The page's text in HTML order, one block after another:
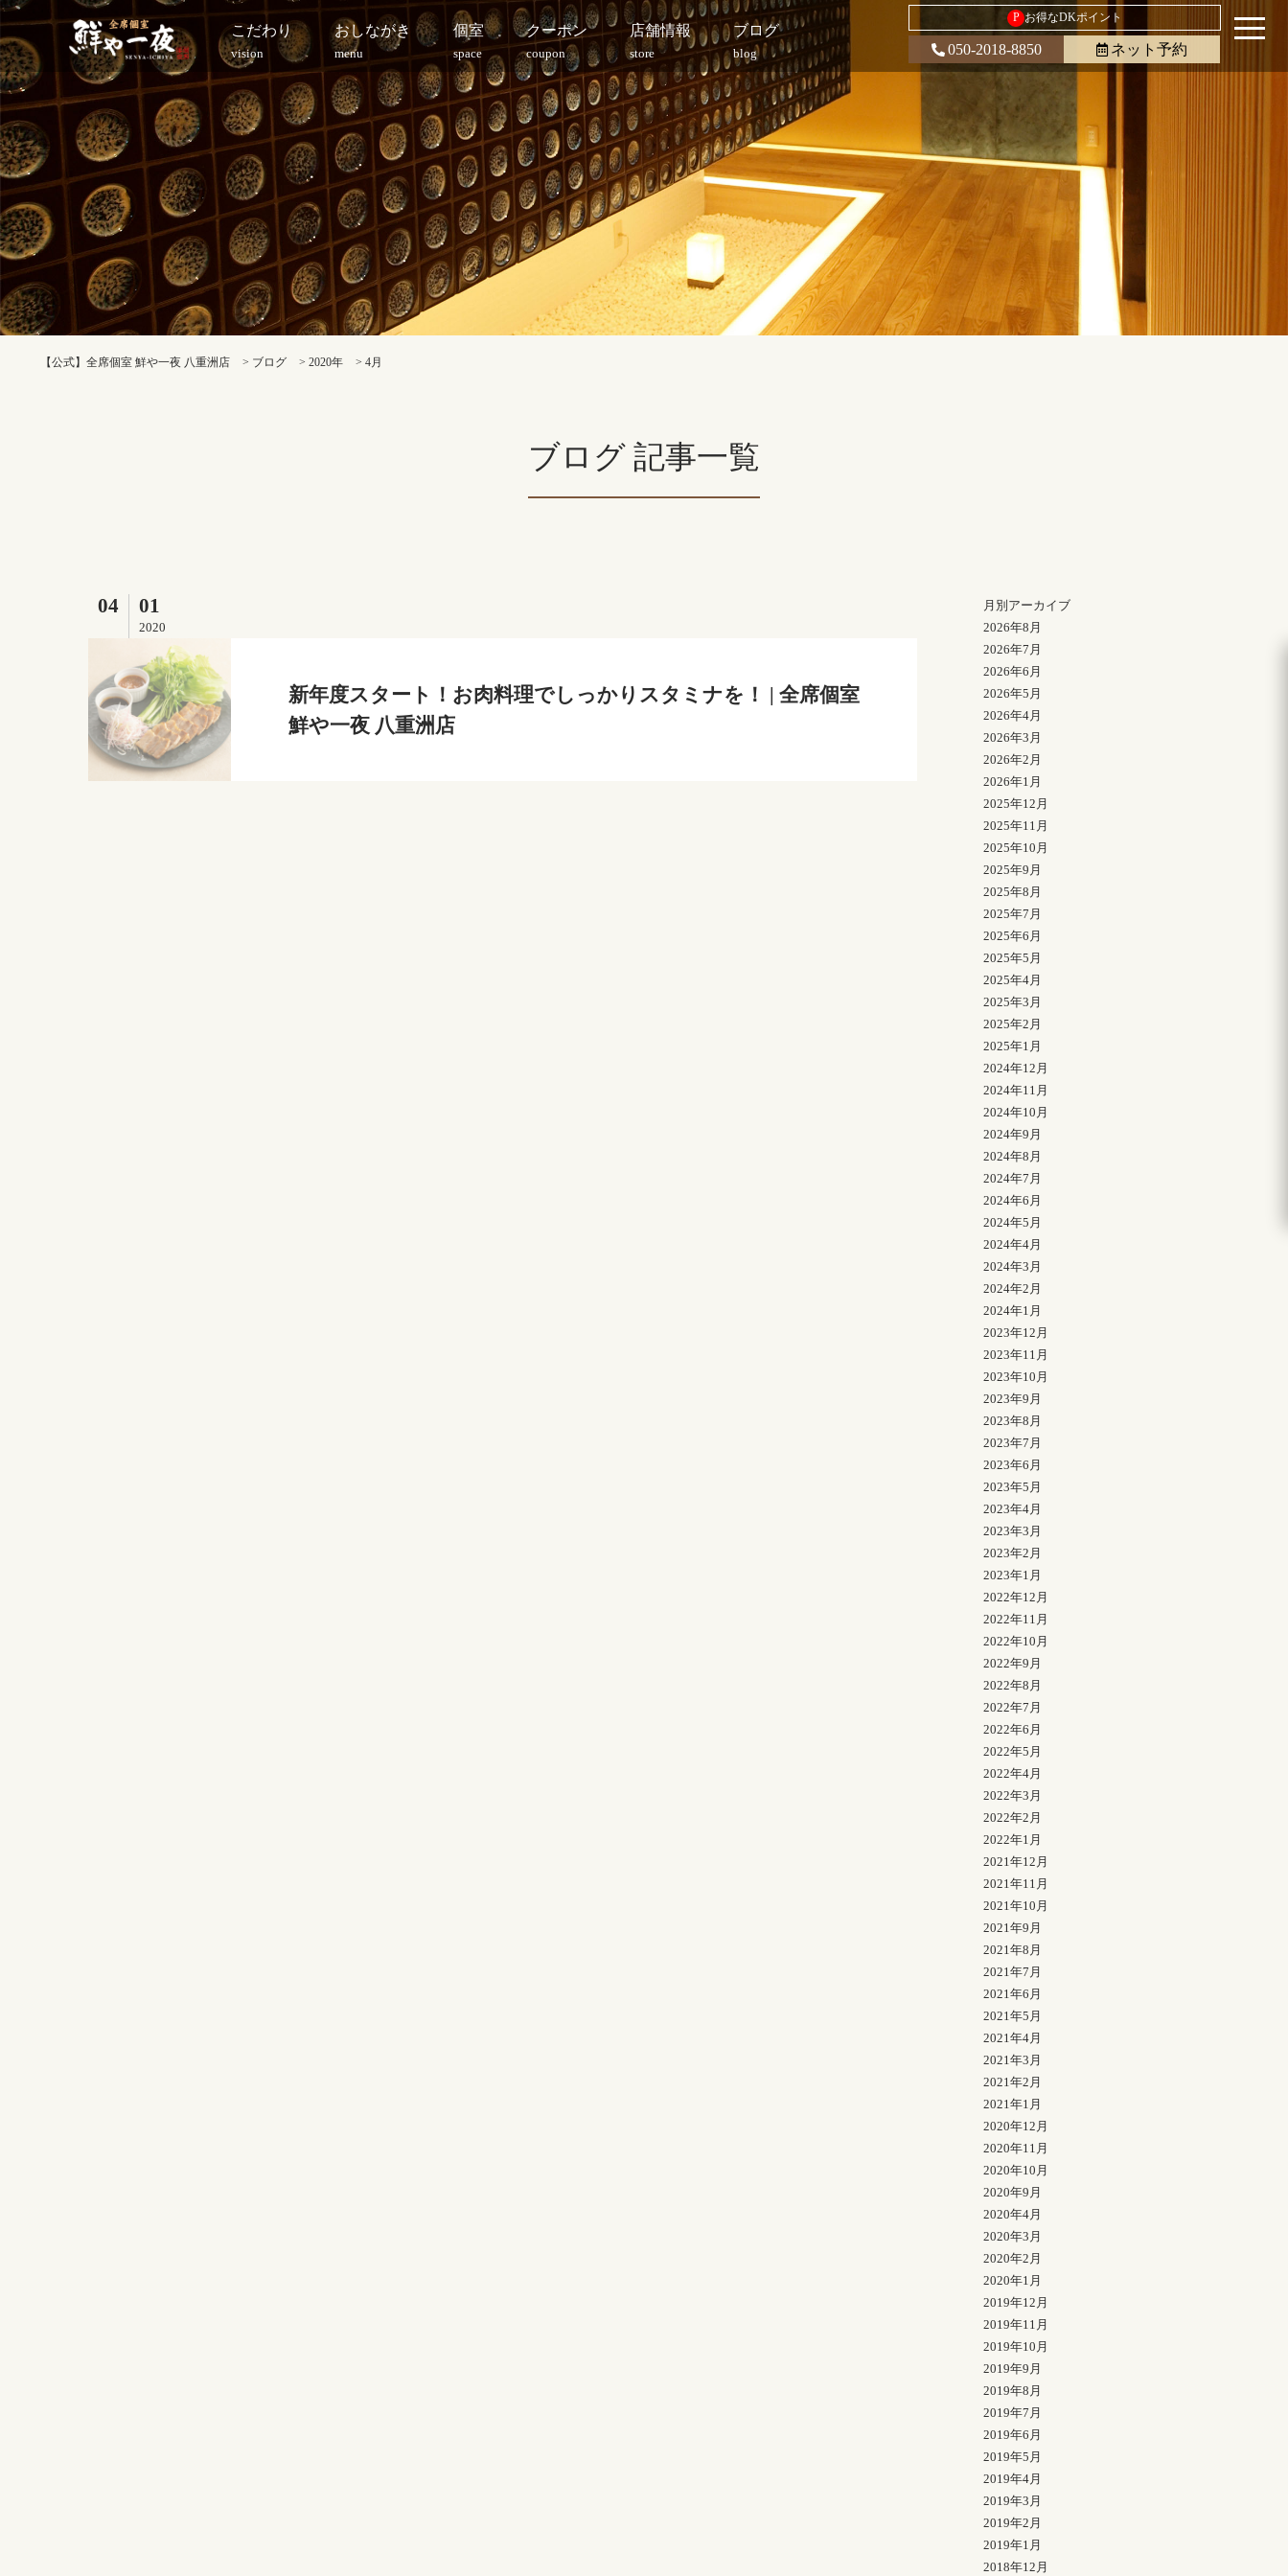
こだわり
vision
おしながき
menu
個室
space
クーポン
coupon
店舗情報
store
ブログ
blog
P お得なDKポイント
050-2018-8850 ネット予約
【公式】全席個室 鮮や一夜 八重洲店 > ブログ > 2020年 > 4月
ブログ 記事一覧
04 01
2020
新年度スタート！お肉料理でしっかりスタミナを！ | 全席個室
鮮や一夜 八重洲店
月別アーカイブ
2026年8月
2026年7月
2026年6月
2026年5月
2026年4月
2026年3月
2026年2月
2026年1月
2025年12月
2025年11月
2025年10月
2025年9月
2025年8月
2025年7月
2025年6月
2025年5月
2025年4月
2025年3月
2025年2月
2025年1月
2024年12月
2024年11月
2024年10月
2024年9月
2024年8月
2024年7月
2024年6月
2024年5月
2024年4月
2024年3月
2024年2月
2024年1月
2023年12月
2023年11月
2023年10月
2023年9月
2023年8月
2023年7月
2023年6月
2023年5月
2023年4月
2023年3月
2023年2月
2023年1月
2022年12月
2022年11月
2022年10月
2022年9月
2022年8月
2022年7月
2022年6月
2022年5月
2022年4月
2022年3月
2022年2月
2022年1月
2021年12月
2021年11月
2021年10月
2021年9月
2021年8月
2021年7月
2021年6月
2021年5月
2021年4月
2021年3月
2021年2月
2021年1月
2020年12月
2020年11月
2020年10月
2020年9月
2020年4月
2020年3月
2020年2月
2020年1月
2019年12月
2019年11月
2019年10月
2019年9月
2019年8月
2019年7月
2019年6月
2019年5月
2019年4月
2019年3月
2019年2月
2019年1月
2018年12月